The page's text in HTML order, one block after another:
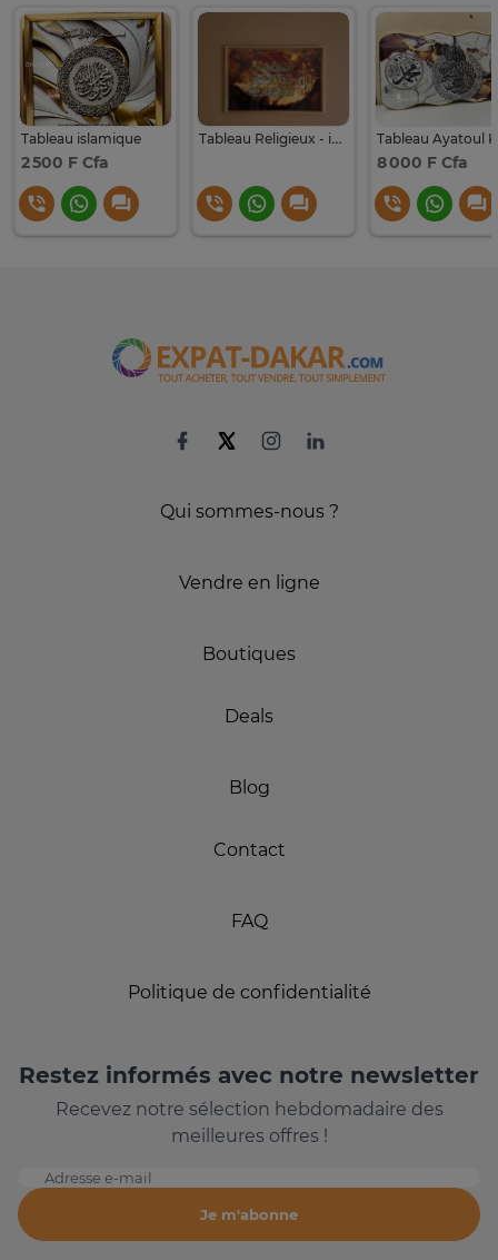
Tableau islamique
2 500 F Cfa
Tableau Religieux - islamique
8 000 F Cfa
Qui sommes-nous ?
Vendre en ligne
Boutiques
Deals
Blog
Contact
FAQ
Politique de confidentialité
Restez informés avec notre newsletter
Recevez notre sélection hebdomadaire des
meilleures offres !
Adresse e-mail
Je m'abonne